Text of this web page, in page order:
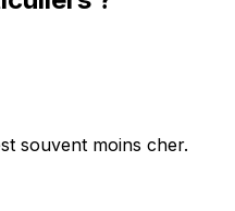
souvent moins cher.